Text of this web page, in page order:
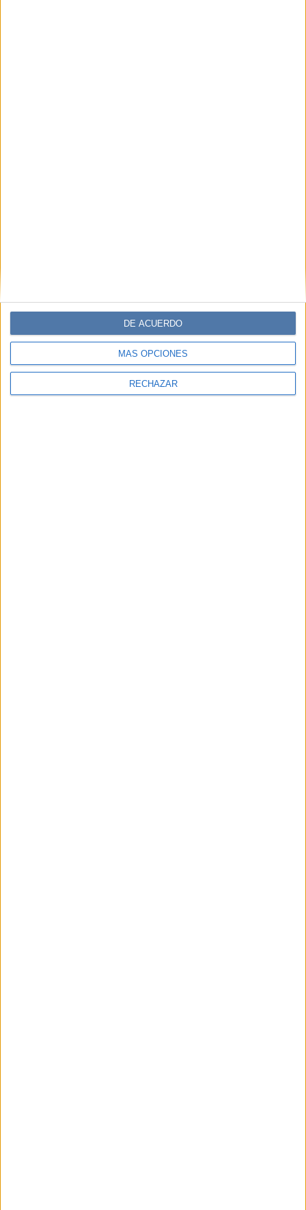
MÁS OPCIONES
RECHAZAR
DE ACUERDO